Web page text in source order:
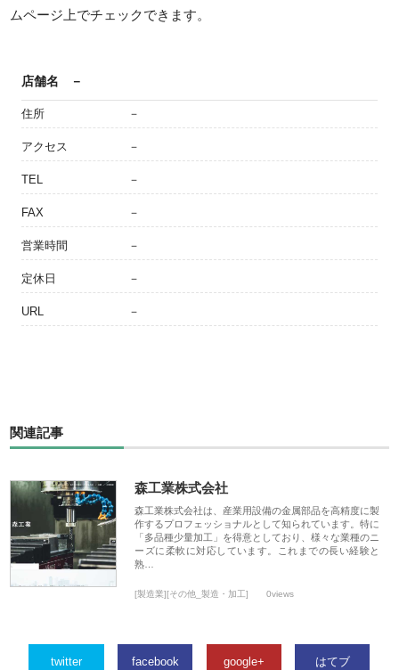
ムページ上でチェックできます。
店舗名 －
住所 －
アクセス －
TEL －
FAX －
営業時間 －
定休日 －
URL －
関連記事
森工業株式会社
森工業株式会社は、産業用設備の金属部品を高精度に製
作するプロフェッショナルとして知られています。特に
「多品種少量加工」を得意としており、様々な業種のニ
ーズに柔軟に対応しています。これまでの長い経験と
熟…
[製造業][その他_製造・加工] 0views
twitter facebook google+ はてブ